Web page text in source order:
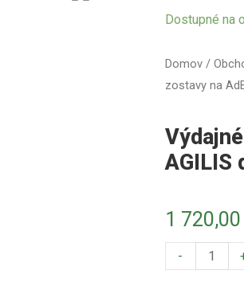
Domov/
zostavy na
AGILIS
1 720,00
Dostupné na
-